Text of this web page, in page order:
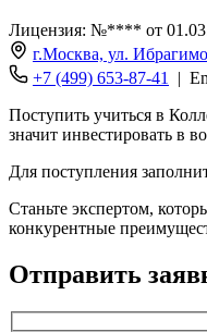
Лицензия: №**** от
г.Москва, ул.
+7 (499) 653-87-41
|
Поступить учиться в
значит инвестировать в
Для поступления
Станьте экспертом,
конкурентные
Отправить